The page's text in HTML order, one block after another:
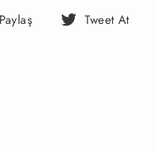
Paylaş
Facebook'ta
Tweet At